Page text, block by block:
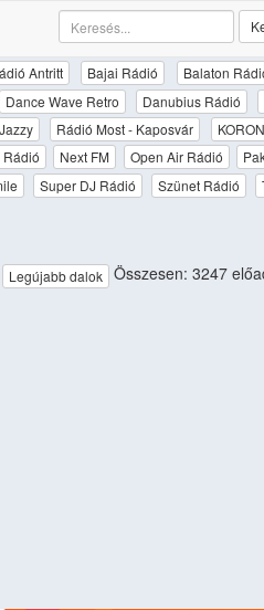
Antritt Bajai Rádió Balaton
Dance Wave Retro Danubius Rádió
Jazzy Rádió Most - Kaposvár
Rádió Next FM Open Air Rádió
Super DJ Rádió Szünet Rádió
Legújabb dalok Összesen: 3247